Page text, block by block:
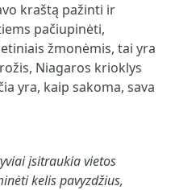
kraštą pažinti ir
pačiupinėti,
žmonėmis, tai yra
Niagaros krioklys
yra, kaip sakoma, sava
įsitraukia vietos
kelis pavyzdžius,